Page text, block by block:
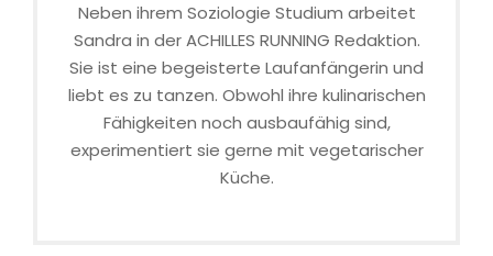
Neben ihrem Soziologie Studium arbeitet
Sandra in der ACHILLES RUNNING Redaktion.
Sie ist eine begeisterte Laufanfängerin und
liebt es zu tanzen. Obwohl ihre kulinarischen
Fähigkeiten noch ausbaufähig sind,
experimentiert sie gerne mit vegetarischer
Küche.